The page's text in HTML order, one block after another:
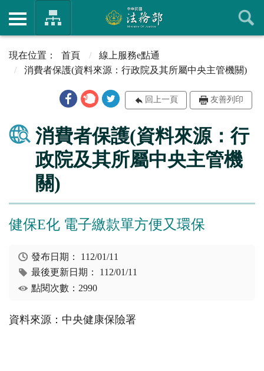
首頁
線上服務e點通
消費者保護(資料來源：行政院及其所屬中央主管機關)
回上一頁 友善列印
消費者保護(資料來源：行
政院及其所屬中央主管機
關)
健保E化 電子繳款單方便又環保
發布日期： 112/01/11
最後更新日期： 112/01/11
點閱次數：2990
資料來源：中央健康保險署